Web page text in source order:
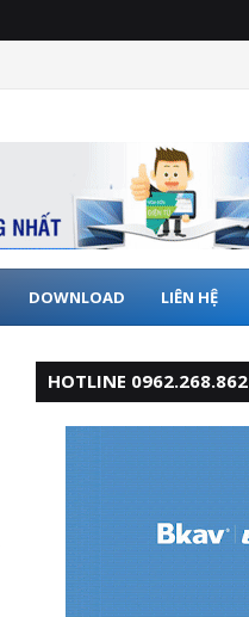
DOWNLOAD LIÊN HỆ
HOTLINE 0962.268.862